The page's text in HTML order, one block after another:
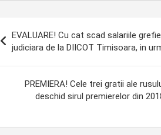
EVALUARE! Cu cat scad salariile
judiciara de la DIICOT Timisoara, in
PREMIERA! Cele trei gratii ale
deschid sirul premierelor din